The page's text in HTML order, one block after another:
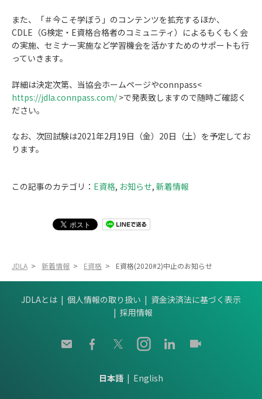
また、「＃今こそ学ぼう」のコンテンツを拡充するほか、
CDLE（G検定・E資格合格者のコミュニティ）によるもくもく会
の実施、セミナー実施など学習機会を活かすためのサポートも行
っていきます。
詳細は決定次第、当協会ホームページやconnpass<
https://jdla.connpass.com/>で発表致しますので随時ご確認く
ださい。
なお、次回試験は2021年2月19日（金）20日（土）を予定してお
ります。
この記事のカテゴリ： E資格, お知らせ, 新着情報
JDLA > 新着情報 > E資格 > E資格(2020#2)中止のお知らせ
JDLAとは 個人情報の取り扱い
資金決済法に基づく表示
採用情報
日本語 English